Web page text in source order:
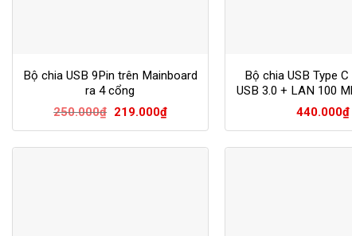
Bộ chia USB 9Pin trên Mainboard
ra 4 cổng
250.000₫ Giá
là:
250.000₫.
219.000₫Giá
hiện
tại
là:
Bộ chia USB Type
USB 3.0 + LAN 100
10917
440.000₫